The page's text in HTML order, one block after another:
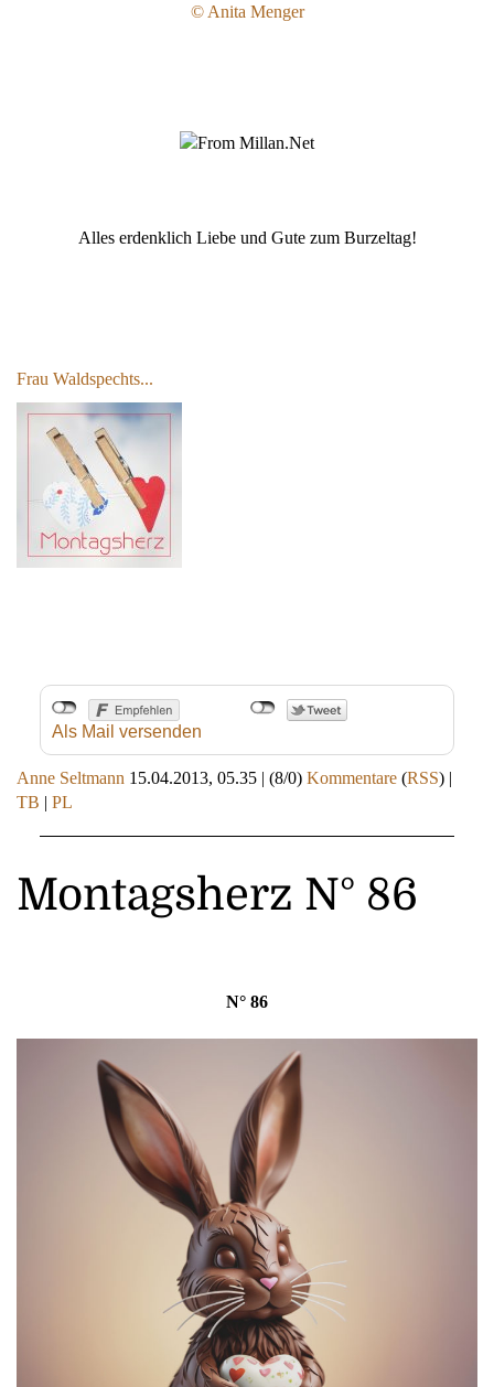
© Anita Menger
Alles erdenklich Liebe und Gute zum Burzeltag!
Frau Waldspechts...
Als Mail versenden
Anne Seltmann 15.04.2013, 05.35 | (8/0) Kommentare (RSS) |
TB | PL
Montagsherz N° 86
N° 86